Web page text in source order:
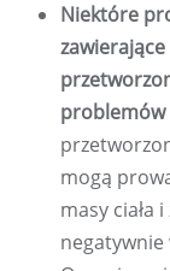
Niektóre
problemów
mogą
masy ciała
negatywnie